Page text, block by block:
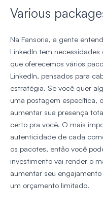
Various
Na Fansoria, a gente
LinkedIn tem
que oferecemos vários
LinkedIn, pensados para
estratégia. Se você quer
uma postagem específica,
aumentar sua presença
certo pra você. O mais
autenticidade de cada
os pacotes, então você
investimento vai render o
aumentar seu
um orçamento limitado.